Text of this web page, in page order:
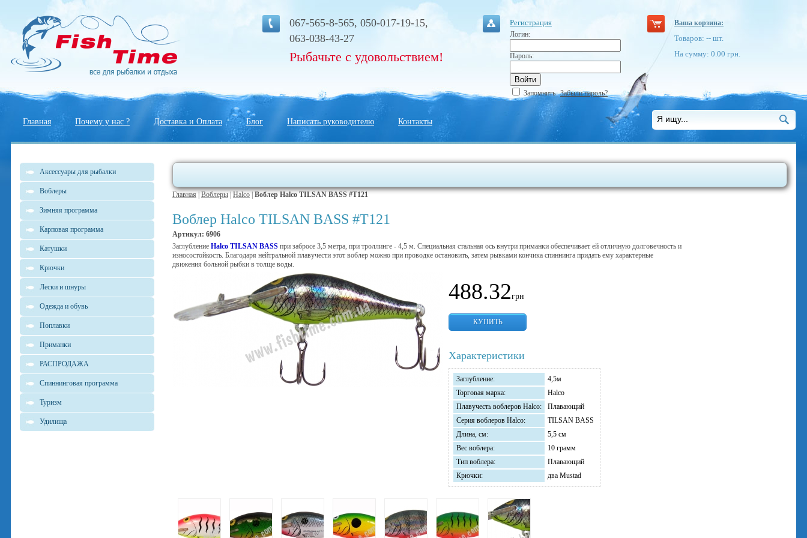
067-565-8-565, 050-017-19-15,
063-038-43-27
Рыбачьте с удовольствием!
Регистрация
Логин:
Пароль:
Запомнить Забыли пароль?
Ваша корзина:
Товаров: -- шт.
На сумму: 0.00 грн.
Главная Почему у нас ? Доставка и Оплата Блог Написать руководителю Контакты
Аксессуары для рыбалки
Воблеры
Зимняя программа
Карповая программа
Катушки
Крючки
Лески и шнуры
Одежда и обувь
Поплавки
Приманки
РАСПРОДАЖА
Спиннинговая программа
Туризм
Удилища
Главная Воблеры Halco Воблер Halco TILSAN BASS #T121
Воблер Halco TILSAN BASS #T121
Артикул: 6906
Заглубление Halco TILSAN BASS при забросе 3,5 метра, при троллинге - 4,5 м. Специальная стальная ось внутри приманки обеспечивает ей отличную долговечность и
износостойкость. Благодаря нейтральной плавучести этот воблер можно при проводке остановить, затем рывками кончика спиннинга придать ему характерные
движения больной рыбки в толще воды.
488.32грн
КУПИТЬ
Характеристики
Заглубление:
4,5м
Торговая марка:
Halco
Плавучесть воблеров Halco:
Плавающий
Серия воблеров Halco:
TILSAN BASS
Длина, см:
5,5 см
Вес воблера:
10 грамм
Тип воблера:
Плавающий
Крючки:
два Mustad